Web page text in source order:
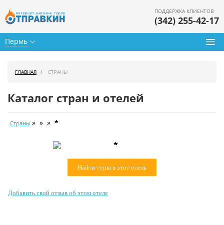
Пермь
ПОДДЕРЖКА КЛИЕНТОВ
(342) 255-42-17
Календарь туров
Как купить
ГЛАВНАЯ СТРАНЫ
Каталог стран и отелей
Страны » » » *
*
Найти туры в этот отель
Добавить свой отзыв об этом отеле